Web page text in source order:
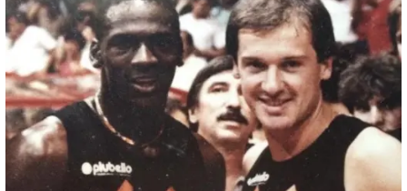
Oglasi
Založnik
Zadruga PD
Naročnine